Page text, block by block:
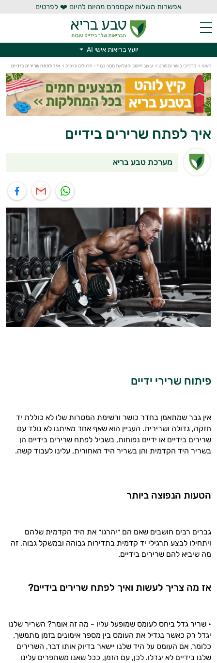
אפשרות משלוח אקספרס מהיום להיום ❤️ לפרטים
יועץ בריאות אישי AI
ראשי > מדריכי כושר וספורט > עיצוב חיטוב והעלאת מסה בגוף - תרגילים וטיפים > איך לפתח שרירים בידיים
איך לפתח שרירים בידיים
מערכת טבע בריא
פיתוח שרירי ידיים
אין גבר שמתאמן בחדר כושר ורשימת המטרות שלו לא כוללת יד
חזקה, גדולה ושרירית. העניין הוא שאף אחד מאיתנו לא נולד עם
שרירים בידיים או ידיים נפוחות, בשביל לפתח שרירים בידיים הן
בשריר היד הקדמית והן בשריר היד האחורית, עלינו לעבוד קשה.
הטעות הנפוצה ביותר
גברים רבים חושבים שאם הם ״יהרגו״ את היד הקדמית שלהם
ויתחילו לבצע תרגילי יד קדמית בתדירות גבוהה ובמשקל גבוה, זה
מה שיביא להם שרירים בידיים.
אז מה צריך לעשות ואיך לפתח שרירים בידיים?
• שריר גדל ביחס לעומס שמופעל עליו - מה זה אומר? השריר שלנו
יגדל רק כאשר נגדיל את העומס בין מספר אימונים בזמן מתמשך.
כלומר, אם העומס על היד שלנו יישאר בדיוק אותו דבר, השרירים
שלנו בידיים לא יגדלו. לכן, עם הזמן, ככל שאנו משתפרים עלינו
יועץ בריאות אישי AI
התשובות שלי מבוססות על מאגרי מידע קליניים
וספרות מקצועית בתחומי הרפואה הטבעית
ותזונת הספורט.